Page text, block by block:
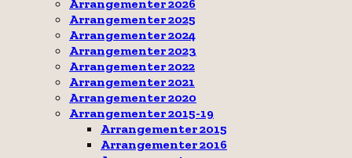
Arrangementer 2026
Arrangementer 2025
Arrangementer 2024
Arrangementer 2023
Arrangementer 2022
Arrangementer 2021
Arrangementer 2020
Arrangementer 2015-19
Arrangementer 2015
Arrangementer 2016